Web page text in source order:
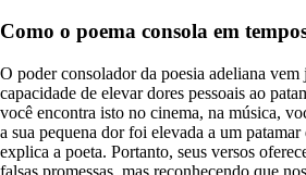
Como o poema consola em
O poder consolador da poesia adeliana vem
capacidade de elevar dores pessoais ao
você encontra isto no cinema, na música,
a sua pequena dor foi elevada a um
explica a poeta. Portanto, seus versos